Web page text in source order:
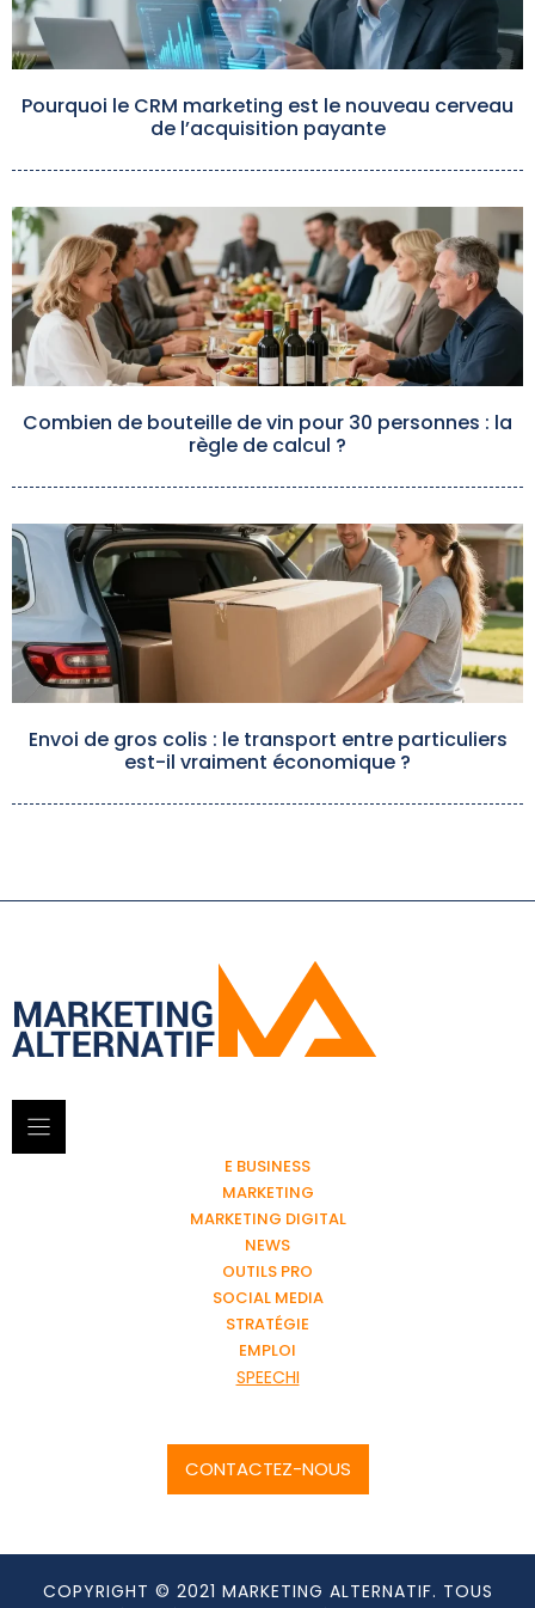
Pourquoi le CRM marketing est le nouveau cerveau
de l’acquisition payante
Combien de bouteille de vin pour 30 personnes : la
règle de calcul ?
Envoi de gros colis : le transport entre particuliers
est-il vraiment économique ?
E BUSINESS
MARKETING
MARKETING DIGITAL
NEWS
OUTILS PRO
SOCIAL MEDIA
STRATÉGIE
EMPLOI
SPEECHI
CONTACTEZ-NOUS
COPYRIGHT © 2021 MARKETING ALTERNATIF. TOUS